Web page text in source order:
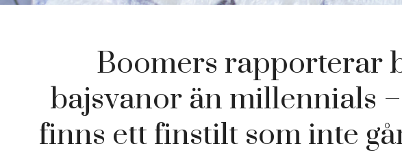
Boomers rapporterar
bajsvanor än millennials
finns ett finstilt som inte